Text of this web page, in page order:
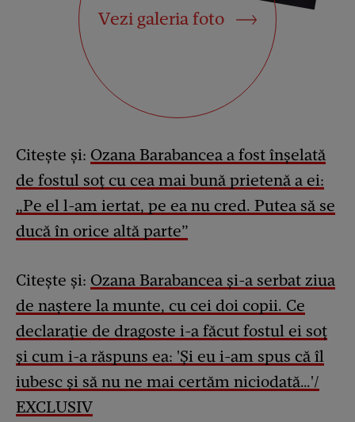
Vezi galeria foto
Citește și: Ozana Barabancea a fost înșelată
de fostul soț cu cea mai bună prietenă a ei:
„Pe el l-am iertat, pe ea nu cred. Putea să se
ducă în orice altă parte”
Citește și: Ozana Barabancea și-a serbat ziua
de naștere la munte, cu cei doi copii. Ce
declarație de dragoste i-a făcut fostul ei soț
și cum i-a răspuns ea: 'Și eu i-am spus că îl
iubesc și să nu ne mai certăm niciodată…'/
EXCLUSIV